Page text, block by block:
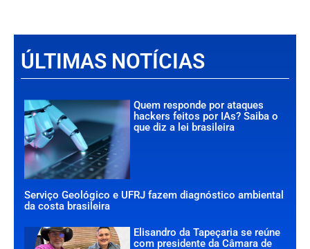
ÚLTIMAS NOTÍCIAS
Quem responde por ataques
hackers feitos por IAs? Saiba o
que diz a lei brasileira
Serviço Geológico e UFRJ fazem diagnóstico ambiental
da costa brasileira
Elisandro da Tapeçaria se reúne
com presidente da Câmara de